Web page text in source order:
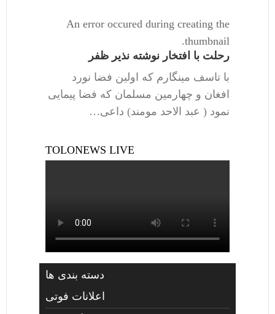
An error occured during creating the
thumbnail.
رحلت با افتخار نوشته نذیر ظفر
با تاسف مینگارم که اولین فضا نورد
افغان و چهارمین مسلمان که فضا پیمایی
نمود ( عبد الاحد مومند) داعی…
TOLONEWS LIVE
دسته بندی ها
اعلانات فوتی